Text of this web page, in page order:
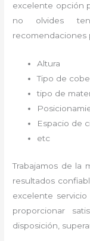
excelente opción
no olvides
recomendaciones
Altura
Tipo de
tipo de
Espacio de
etc
Trabajamos de la
resultados
excelente
proporcionar
disposición,